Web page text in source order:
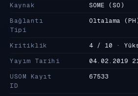
Kaynak
SOME (SO)
Bağlantı
Tipi
Oltalama
Kritiklik
4 / 10 ·
Yayım Tarihi
04.02.2019
USOM Kayıt
ID
67533